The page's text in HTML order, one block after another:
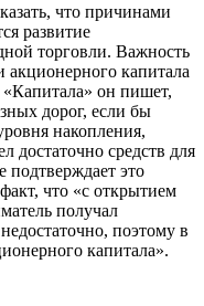
что причинами
развитие
торговли. Важность
капитала
он пишет,
дорог, если бы
накопления,
достаточно средств для
подтверждает это
что «с открытием
получал
поэтому в
капитала».